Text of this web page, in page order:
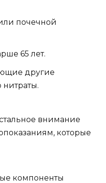
почечной
65 лет.
другие
нитраты.
внимание
которые
компоненты